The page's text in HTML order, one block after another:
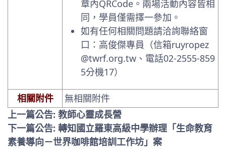
章內QRCode。兩場活動內容皆相
同，學員僅需擇一參加。
如有任何相關問題請洽詢聯絡窗
口：高俊傑專員（信箱ruyropez
@twrf.org.tw 、電話02-2555-859
5分機17）
相關附件
無相關附件
上一篇公告: 教師心靈成長營
下一篇公告: 轉知國立羅東高級中學辦理「生命教育
素養導向－世界咖啡館培訓工作坊」案